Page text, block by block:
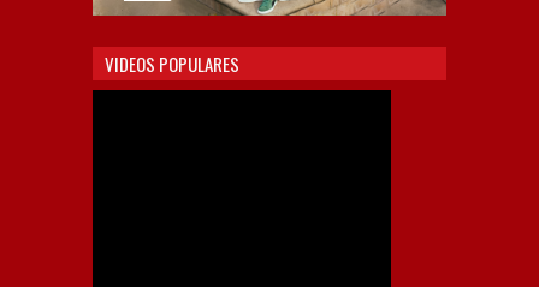
VIDEOS POPULARES